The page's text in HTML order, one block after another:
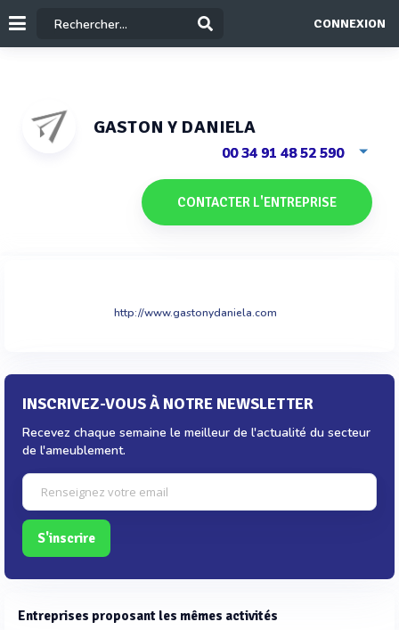
CONNEXION
GASTON Y DANIELA
00 34 91 48 52 590
CONTACTER L'ENTREPRISE
http://www.gastonydaniela.com
INSCRIVEZ-VOUS À NOTRE NEWSLETTER
Recevez chaque semaine le meilleur de l'actualité du secteur
de l'ameublement.
S'inscrire
Entreprises proposant les mêmes activités